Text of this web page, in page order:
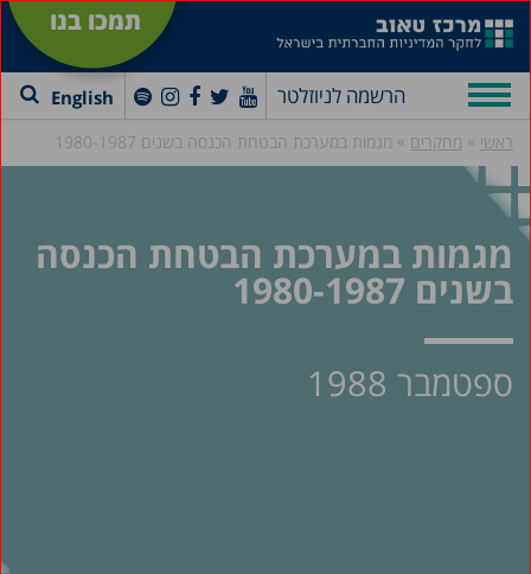
תמכו בנו
הרשמה לניוזלטר English
ראשי » מחקרים » מגמות במערכת הבטחת הכנסה בשנים 1980-1987
מגמות במערכת הבטחת הכנסה
בשנים 1980-1987
ספטמבר 1988